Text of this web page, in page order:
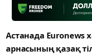
Астанада
арнасының қазақ